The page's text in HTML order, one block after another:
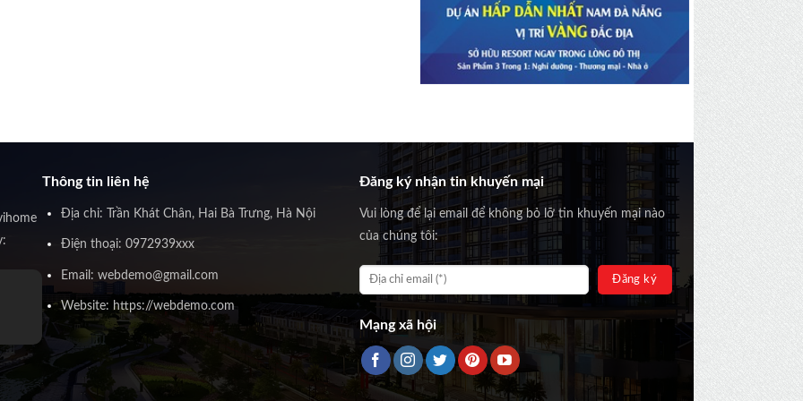
Thông tin liên hệ
Địa chỉ: Trần Khát Chân, Hai Bà Trưng, Hà Nội
Điện thoại: 0972939xxx
Email: webdemo@gmail.com
Website: https://webdemo.com
Đăng ký nhận tin khuyến mại
Vui lòng để lại email để không bỏ lỡ tin khuyến mại nào
của chúng tôi:
Mạng xã hội